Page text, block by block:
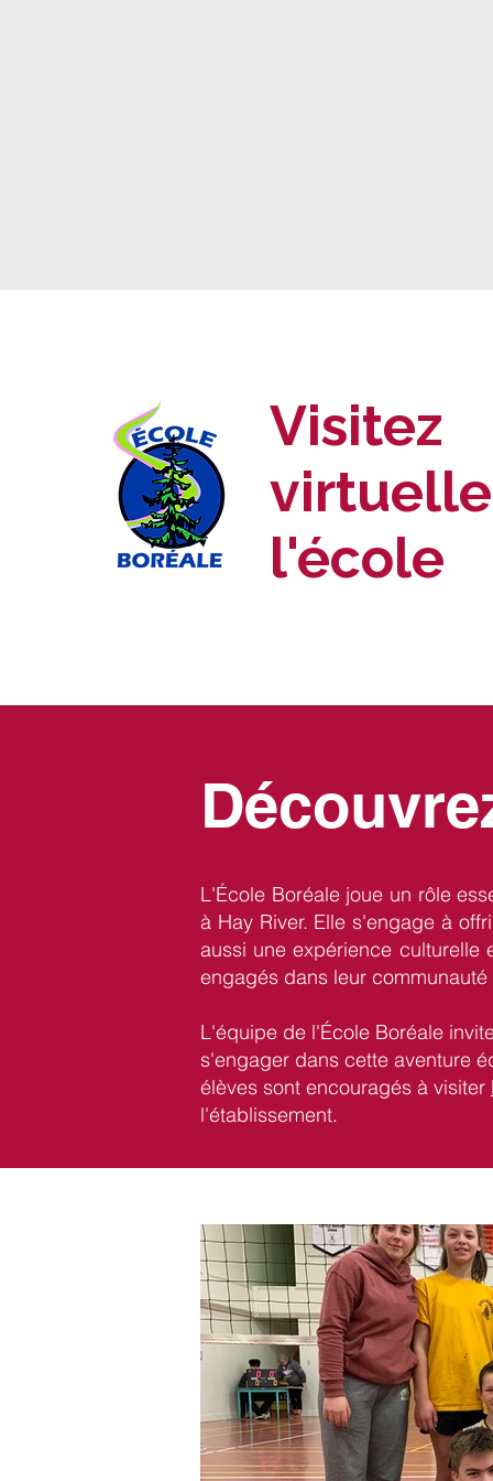
Visitez
l'école
L'École Boréale joue un rôle
à Hay River. Elle s'engage à
aussi une expérience
engagés dans leur
L'équipe de l'École Boréale
s'engager dans cette aventure
élèves sont encouragés à visiter
l'établissement.